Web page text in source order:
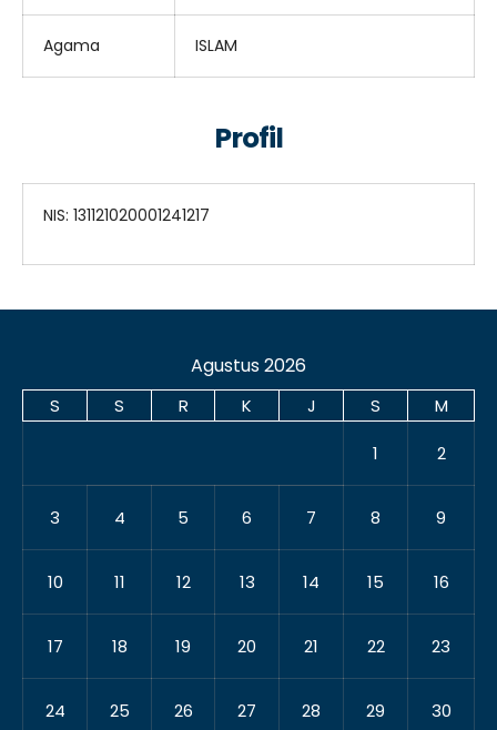
Agama ISLAM
Profil
NIS: 131121020001241217
Agustus 2026
S S R K J S M
1 2
3 4 5 6 7 8 9
10 11 12 13 14 15 16
17 18 19 20 21 22 23
24 25 26 27 28 29 30